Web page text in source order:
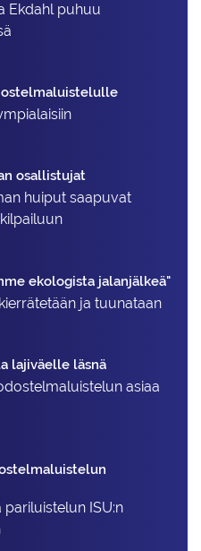
Ekdahl puhuu
osallistujat
huiput saapuvat
ekologista jalanjälkeä"
ja tuunataan
lajiväelle läsnä
asiaa
pariluistelun ISU:n